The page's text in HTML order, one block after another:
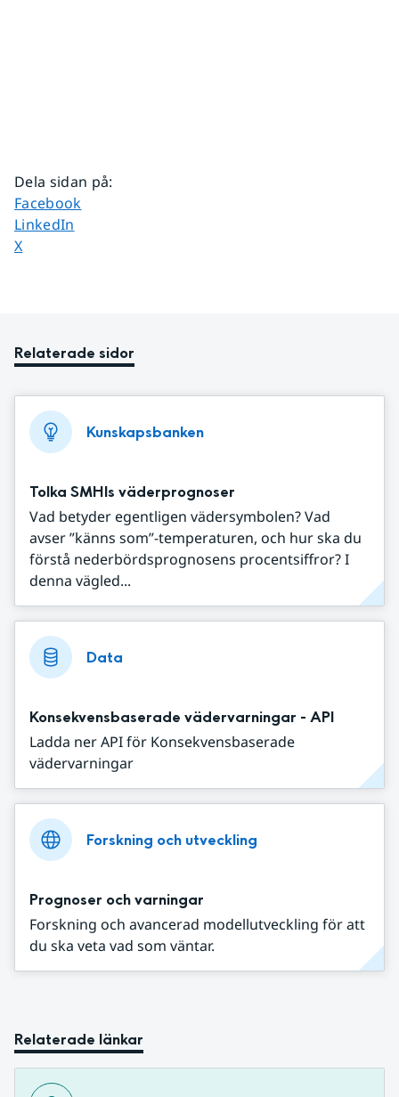
Dela sidan på:
Dela sidan på
Facebook
Dela sidan på
LinkedIn
Dela sidan på
X
Relaterade sidor
Kunskapsbanken
Tolka SMHIs väderprognoser
Vad betyder egentligen vädersymbolen? Vad
avser ”känns som”-temperaturen, och hur ska du
förstå nederbördsprognosens procentsiffror? I
denna vägled...
Data
Konsekvensbaserade vädervarningar - API
Ladda ner API för Konsekvensbaserade
vädervarningar
Forskning och utveckling
Prognoser och varningar
Forskning och avancerad modellutveckling för att
du ska veta vad som väntar.
Relaterade länkar